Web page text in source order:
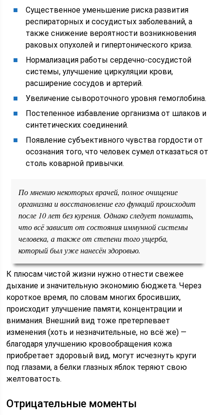
Существенное уменьшение риска развития
респираторных и сосудистых заболеваний, а
также снижение вероятности возникновения
раковых опухолей и гипертонического криза.
Нормализация работы сердечно-сосудистой
системы, улучшение циркуляции крови,
расширение сосудов и артерий.
Увеличение сывороточного уровня гемоглобина.
Постепенное избавление организма от шлаков и
синтетических соединений.
Появление субъективного чувства гордости от
осознания того, что человек сумел отказаться от
столь коварной привычки.
По мнению некоторых врачей, полное очищение
организма и восстановление его функций происходит
после 10 лет без курения. Однако следует понимать,
что всё зависит от состояния иммунной системы
человека, а также от степени того ущерба,
который был уже нанесён здоровью.
К плюсам чистой жизни нужно отнести свежее
дыхание и значительную экономию бюджета. Через
короткое время, по словам многих бросивших,
происходит улучшение памяти, концентрации и
внимания. Внешний вид тоже претерпевает
изменения (хоть и незначительные, но всё же) —
благодаря улучшению кровообращения кожа
приобретает здоровый вид, могут исчезнуть круги
под глазами, а белки глазных яблок теряют свою
желтоватость.
Отрицательные моменты